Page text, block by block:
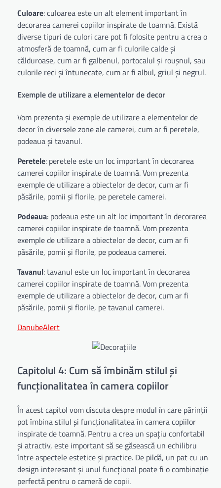
Culoare: culoarea este un alt element important în
decorarea camerei copiilor inspirate de toamnă. Există
diverse tipuri de culori care pot fi folosite pentru a crea o
atmosferă de toamnă, cum ar fi culorile calde și
călduroase, cum ar fi galbenul, portocalul și roușnul, sau
culorile reci și întunecate, cum ar fi albul, griul și negrul.
Exemple de utilizare a elementelor de decor
Vom prezenta și exemple de utilizare a elementelor de
decor în diversele zone ale camerei, cum ar fi peretele,
podeaua și tavanul.
Peretele: peretele este un loc important în decorarea
camerei copiilor inspirate de toamnă. Vom prezenta
exemple de utilizare a obiectelor de decor, cum ar fi
păsările, pomii și florile, pe peretele camerei.
Podeaua: podeaua este un alt loc important în decorarea
camerei copiilor inspirate de toamnă. Vom prezenta
exemple de utilizare a obiectelor de decor, cum ar fi
păsările, pomii și florile, pe podeaua camerei.
Tavanul: tavanul este un loc important în decorarea
camerei copiilor inspirate de toamnă. Vom prezenta
exemple de utilizare a obiectelor de decor, cum ar fi
păsările, pomii și florile, pe tavanul camerei.
DanubeAlert
Capitolul 4: Cum să îmbinăm stilul și
funcționalitatea în camera copiilor
În acest capitol vom discuta despre modul în care părinții
pot îmbina stilul și funcționalitatea în camera copiilor
inspirate de toamnă. Pentru a crea un spațiu confortabil
și atractiv, este important să se găsească un echilibru
între aspectele estetice și practice. De pildă, un pat cu un
design interesant și unul funcțional poate fi o combinație
perfectă pentru o cameră de copii.